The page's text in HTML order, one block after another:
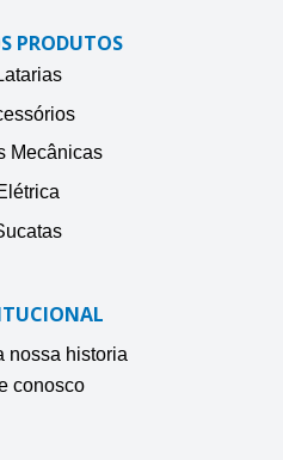
PRODUTOS
Mecânicas
nossa historia
conosco